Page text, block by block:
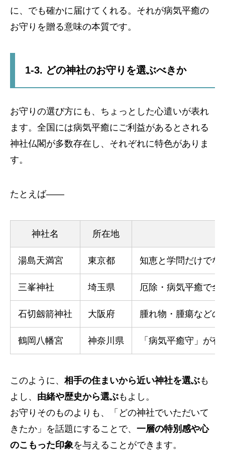
に、でも確かに届けてくれる。それが病気平癒の
お守りを贈る意味の本質です。
1-3. どの神社のお守りを選ぶべきか
お守りの選び方にも、ちょっとした心遣いが表れ
ます。全国には病気平癒にご利益があるとされる
神社仏閣が多数存在し、それぞれに特色がありま
す。
たとえば――
神社名 所在地
湯島天満宮 東京都 知恵と学問だけでな
三峯神社 埼玉県 厄除・病気平癒で
石切劔箭神社 大阪府 腫れ物・腫瘍などの
鶴岡八幡宮 神奈川県 「病気平癒守」が
このように、 相手の住まいから近い神社を選ぶも
よし、 由緒や歴史から選ぶもよし。
お守りそのものよりも、「どの神社でいただいて
きたか」を話題にすることで、 一層の特別感や心
のこもった印象を与えることができます。